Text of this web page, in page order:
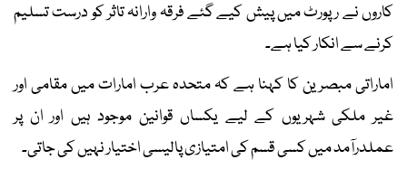
کاروں نے رپورٹ میں پیش کیے گئے فرقہ وارانہ تاثر کو درست تسلیم
کرنے سے انکار کیا ہے۔
اماراتی مبصرین کا کہنا ہے کہ متحدہ عرب امارات میں مقامی اور
غیر ملکی شہریوں کے لیے یکساں قوانین موجود ہیں اور ان پر
عملدرآمد میں کسی قسم کی امتیازی پالیسی اختیار نہیں کی جاتی۔